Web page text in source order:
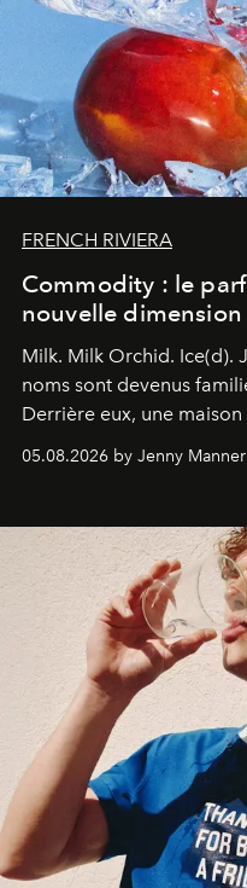
FRENCH RIVIERA
Commodity : le
nouvelle dimension
Milk. Milk Orchid. Ice(d).
noms sont devenus
Derrière eux, une
codes de la parfumerie
une approche aussi
05.08.2026 by Jenny